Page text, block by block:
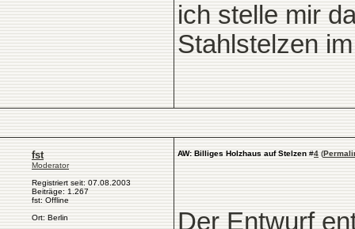
ich stelle mir
Stahlstelzen
fst
Moderator
Registriert seit: 07.08.2003
Beiträge: 1.267
fst: Offline
Ort: Berlin
AW: Billiges Holzhaus auf Stelzen #4 (
Der Entwurf